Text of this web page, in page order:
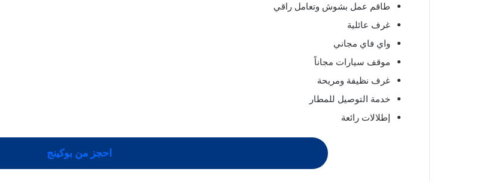
طاقم عمل بشوش وتعامل راقي
غرف عائلية
واي فاي مجاني
موقف سيارات مجاناً
غرف نظيفة ومريحة
خدمة التوصيل للمطار
إطلالات رائعة
احجز من بوكينج